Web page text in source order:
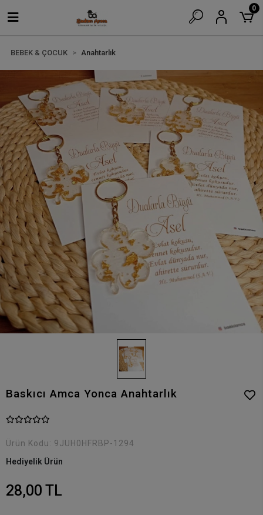
0
BEBEK & ÇOCUK Anahtarlık
Baskıcı Amca Yonca Anahtarlık
Ürün Kodu: 9JUH0HFRBP-1294
Hediyelik Ürün
28,00 TL